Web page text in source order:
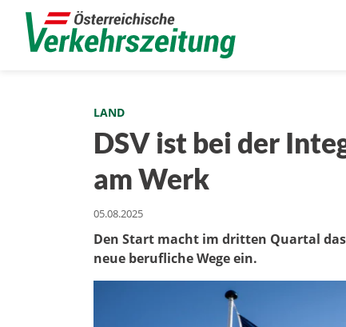
LAND
DSV ist bei der
am Werk
05.08.2025
Den Start macht im dritten Quartal das
neue berufliche Wege ein.